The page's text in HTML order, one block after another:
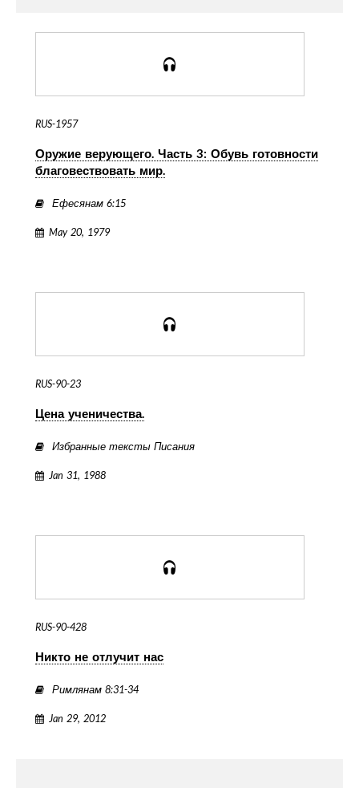
RUS-1957
Оружие верующего. Часть 3: Обувь готовности
благовествовать мир.
Ефесянам 6:15
May 20, 1979
RUS-90-23
Цена ученичества.
Избранные тексты Писания
Jan 31, 1988
RUS-90-428
Никто не отлучит нас
Римлянам 8:31-34
Jan 29, 2012